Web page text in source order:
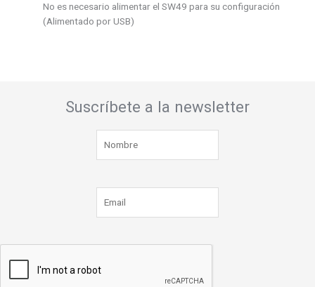
No es necesario alimentar el SW49 para su configuración
(Alimentado por USB)
Suscríbete a la newsletter